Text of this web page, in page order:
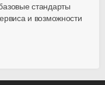
стандарты
и возможности